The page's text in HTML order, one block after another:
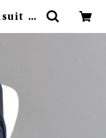
(1